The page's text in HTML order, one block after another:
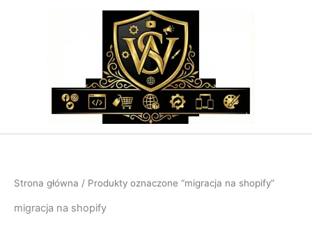
Strona główna / Produkty oznaczone “migracja na shopify”
migracja na shopify